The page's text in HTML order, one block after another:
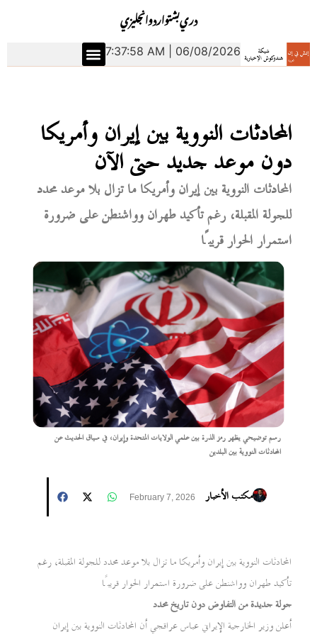
انجليزياردوبشتودري
7:37:59 AM | 06/08/2026
المحادثات النووية بين إيران وأمريكا
دون موعد جديد حتى الآن
المحادثات النووية بين إيران وأمريكا ما تزال بلا موعد محدد
للجولة المقبلة، رغم تأكيد طهران وواشنطن على ضرورة
استمرار الحوار قريبًا
رسم توضيحي يظهر رمز الذرة بين علمي الولايات المتحدة وإيران، في سياق الحديث عن
المحادثات النووية بين البلدين
مكتب الأخبار February 7, 2026
المحادثات النووية بين إيران وأمريكا ما تزال بلا موعد محدد للجولة المقبلة، رغم
تأكيد طهران وواشنطن على ضرورة استمرار الحوار قريبًا
جولة جديدة من التفاوض دون تاريخ محدد
أعلن وزير الخارجية الإيراني عباس عراقجي أن المحادثات النووية بين إيران